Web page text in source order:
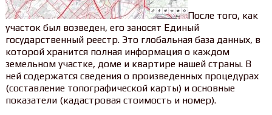
После того, как
участок был возведен, его заносят Единый
государственный реестр. Это глобальная база данных, в
которой хранится полная информация о каждом
земельном участке, доме и квартире нашей страны. В
ней содержатся сведения о произведенных процедурах
(составление топографической карты) и основные
показатели (кадастровая стоимость и номер).